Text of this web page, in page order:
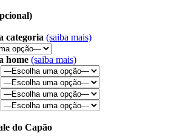
categoria (saiba mais)
home (saiba mais)
do Capão